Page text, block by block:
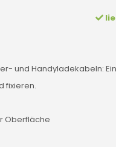
und Handyladekabeln:
fixieren.
Oberfläche